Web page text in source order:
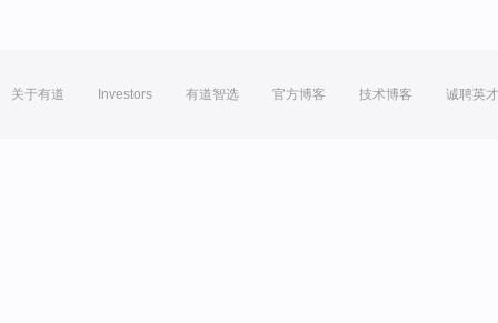
关于有道 Investors 有道智选 官方博客 技术博客 诚聘英才